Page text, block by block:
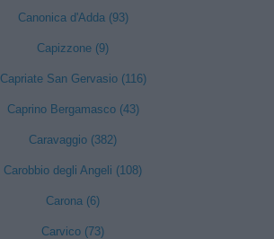
Canonica d'Adda (93)
Capizzone (9)
Capriate San Gervasio (116)
Caprino Bergamasco (43)
Caravaggio (382)
Carobbio degli Angeli (108)
Carona (6)
Carvico (73)